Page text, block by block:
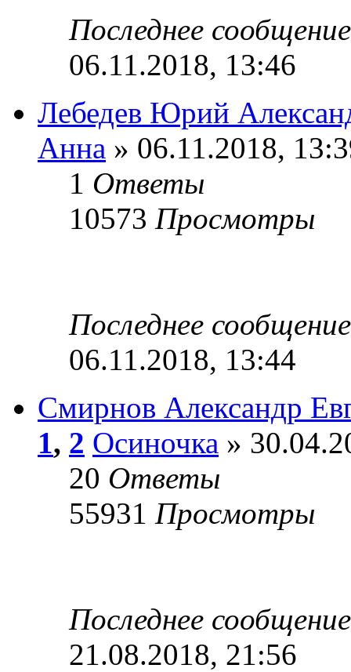
Последнее
06.11.2018, 13:46
Лебедев Юрий
Анна » 06.11.2018,
1 Ответы
10573 Просмотры
Последнее
06.11.2018, 13:44
Смирнов Александр
1, 2 Осиночка »
20 Ответы
55931 Просмотры
Последнее
21.08.2018, 21:56